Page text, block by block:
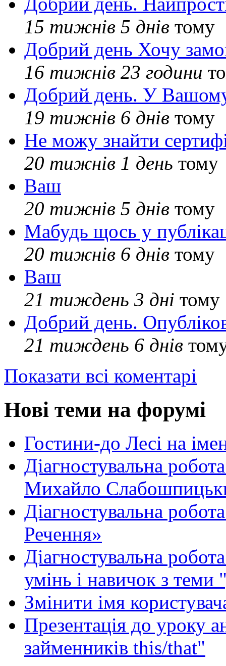
15 тижнів 5 днів тому
Добрий день Хочу
16 тижнів 23 години
Добрий день. У Вашому
19 тижнів 6 днів тому
Не можу знайти
20 тижнів 1 день тому
Ваш
20 тижнів 5 днів тому
Мабудь щось у
20 тижнів 6 днів тому
Ваш
21 тиждень 3 дні тому
Добрий день.
21 тиждень 6 днів
Показати всі коментарі
Нові теми на форумі
Гостини-до Лесі на
Діагностувальна
Михайло
Діагностувальна
Речення»
Діагностувальна
умінь і навичок з теми
Змінити імя
Презентація до уроку
займенників this/that"